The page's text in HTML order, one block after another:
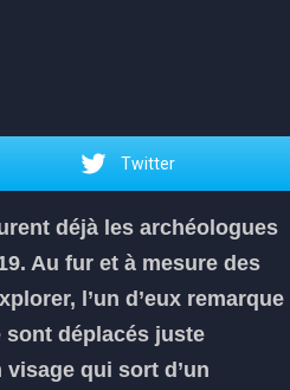
Twitter
déjà les archéologues
Au fur et à mesure des
l’un d’eux remarque
sont déplacés juste
qui sort d’un